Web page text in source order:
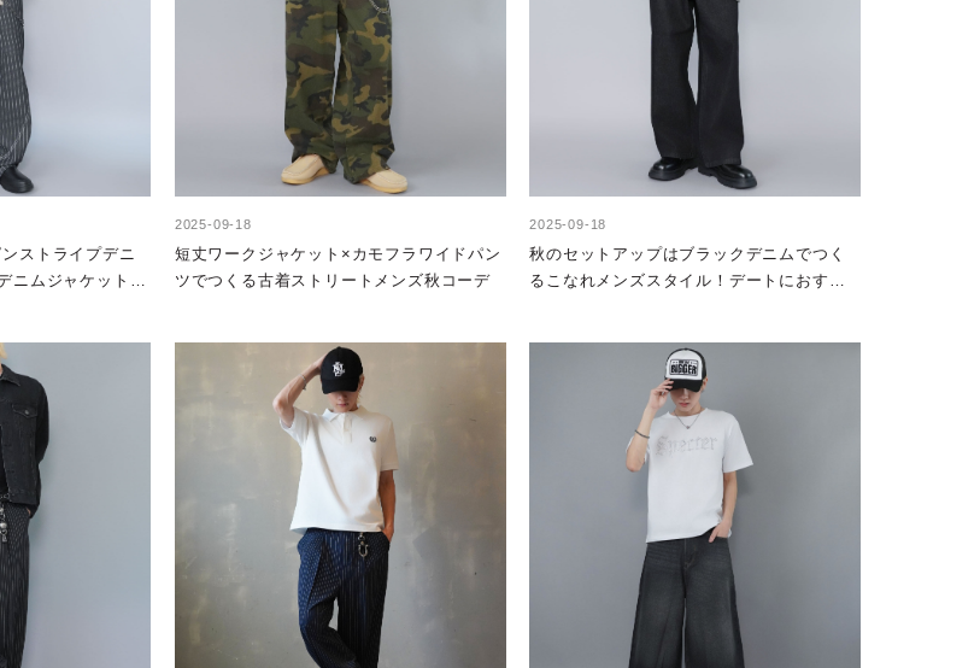
ストライプデニ
ニムジャケットで
2025-09-18
短丈ワークジャケット×カモフラワイドパン
ツでつくる古着ストリートメンズ秋コーデ
2025-09-18
秋のセットアップはブラックデニムでつく
るこなれメンズスタイル！デートにおすす